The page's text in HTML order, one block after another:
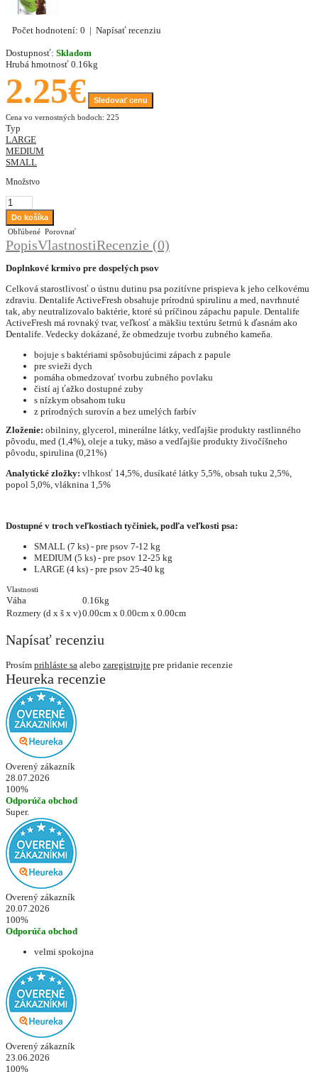
Počet hodnotení: 0 | Napísať recenziu
Dostupnosť: Skladom
Hrubá hmotnosť 0.16kg
2.25€
Sledovať cenu
Cena vo vernostných bodoch: 225
Typ
LARGE
MEDIUM
SMALL
Množstvo
Obľúbené Porovnať
PopisVlastnostiRecenzie (0)
Doplnkové krmivo pre dospelých psov
Celková starostlivosť o ústnu dutinu psa pozitívne prispieva k jeho celkovému
zdraviu. Dentalife ActiveFresh obsahuje prírodnú spirulinu a med, navrhnuté
tak, aby neutralizovalo baktérie, ktoré sú príčinou zápachu papule. Dentalife
ActiveFresh má rovnaký tvar, veľkosť a mäkšiu textúru šetrnú k ďasnám ako
Dentalife. Vedecky dokázané, že obmedzuje tvorbu zubného kameňa.
bojuje s baktériami spôsobujúcimi zápach z papule
pre svieži dych
pomáha obmedzovať tvorbu zubného povlaku
čistí aj ťažko dostupné zuby
s nízkym obsahom tuku
z prírodných surovín a bez umelých farbív
Zloženie: obilniny, glycerol, minerálne látky, vedľajšie produkty rastlinného
pôvodu, med (1,4%), oleje a tuky, mäso a vedľajšie produkty živočíšneho
pôvodu, spirulina (0,21%)
Analytické zložky: vlhkosť 14,5%, dusíkaté látky 5,5%, obsah tuku 2,5%,
popol 5,0%, vláknina 1,5%
Dostupné v troch veľkostiach tyčiniek, podľa veľkosti psa:
SMALL (7 ks) - pre psov 7-12 kg
MEDIUM (5 ks) - pre psov 12-25 kg
LARGE (4 ks) - pre psov 25-40 kg
Vlastnosti
Váha
0.16kg
Rozmery (d x š x v)0.00cm x 0.00cm x 0.00cm
Napísať recenziu
Prosím prihláste sa alebo zaregistrujte pre pridanie recenzie
Heureka recenzie
Overený zákazník
28.07.2026
100%
Odporúča obchod
Super.
Overený zákazník
20.07.2026
100%
Odporúča obchod
velmi spokojna
Overený zákazník
23.06.2026
100%